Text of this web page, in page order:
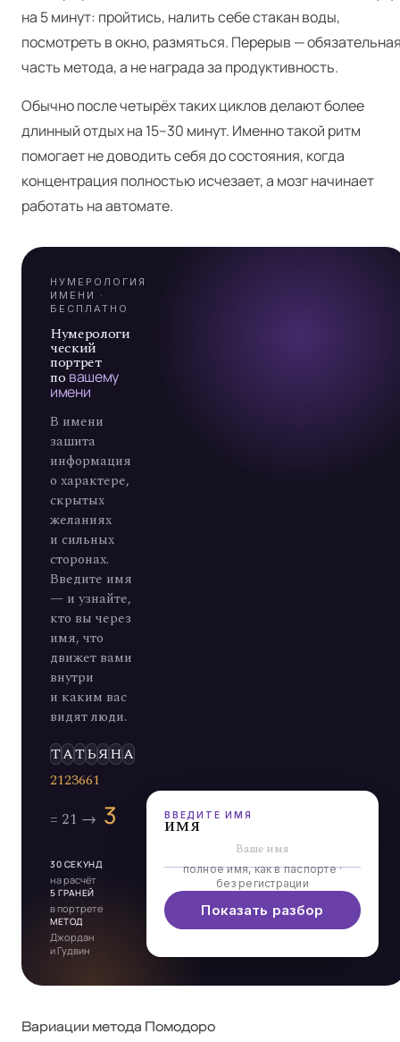
на 5 минут: пройтись, налить себе стакан воды,
посмотреть в окно, размяться. Перерыв —
часть метода, а не награда за продуктивность.
Обычно после четырёх таких циклов делают более
длинный отдых на 15–30 минут. Именно такой ритм
помогает не доводить себя до состояния, когда
концентрация полностью исчезает, а мозг начинает
работать на автомате.
А
7
НУМЕРОЛОГИЯ
ИМЕНИ ·
БЕСПЛАТНО
Нумерологи
ческий
портрет
по вашему
имени
В имени
зашита
информация
о характере,
скрытых
желаниях
и сильных
сторонах.
Введите имя
— и узнайте,
кто вы через
имя, что
движет вами
внутри
и каким вас
видят люди.
ЭЛЬДАР
30 СЕКУНД
на расчёт
5 ГРАНЕЙ
в портрете
МЕТОД
Джордан
и Гудвин
ВВЕДИТЕ ИМЯ
имя
полное имя, как в паспорте ·
без регистрации
Показать разбор
Вариации метода Помодоро